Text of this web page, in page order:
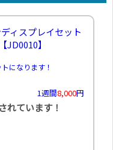
ィスプレイセット
【JD0010】
になります！
1週間8,000円
れています！